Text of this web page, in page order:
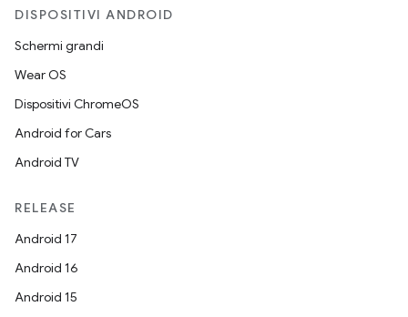
DISPOSITIVI ANDROID
Schermi grandi
Wear OS
Dispositivi ChromeOS
Android for Cars
Android TV
RELEASE
Android 17
Android 16
Android 15